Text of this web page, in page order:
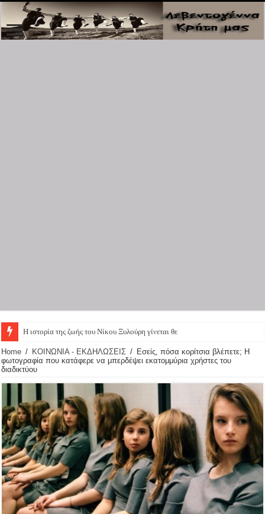
Η ιστορία της ζωής του Νίκου Ξυλούρη γίνεται θεατρική
Home / ΚΟΙΝΩΝΙΑ - ΕΚΔΗΛΩΣΕΙΣ / Εσείς, πόσα κορίτσια βλέπετε; Η
φωτογραφία που κατάφερε να μπερδέψει εκατομμύρια χρήστες του
διαδικτύου